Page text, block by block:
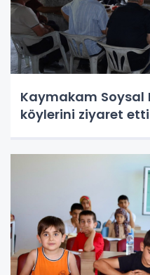
Kaymakam Soysal
köylerini ziyaret etti